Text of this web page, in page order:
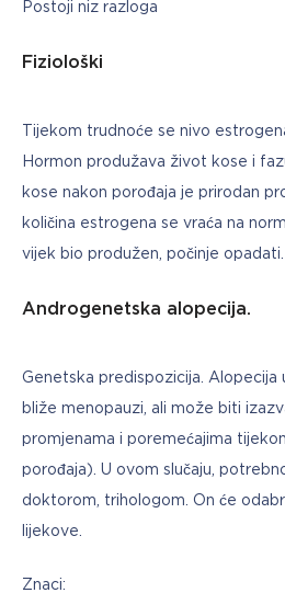
Postoji niz razloga
Fiziološki
Tijekom trudnoće se nivo
Hormon produžava život kose i
kose nakon porođaja je prirodan
količina estrogena se vraća na
vijek bio produžen, počinje opadati.
Androgenetska alopecija.
Genetska predispozicija. Alopecija
bliže menopauzi, ali može biti
promjenama i poremećajima
porođaja). U ovom slučaju,
doktorom, trihologom. On će
lijekove.
Znaci: